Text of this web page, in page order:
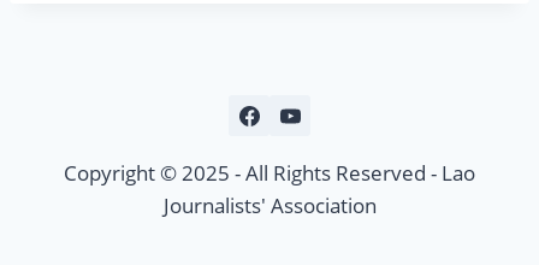
Copyright © 2025 - All Rights Reserved - Lao
Journalists' Association